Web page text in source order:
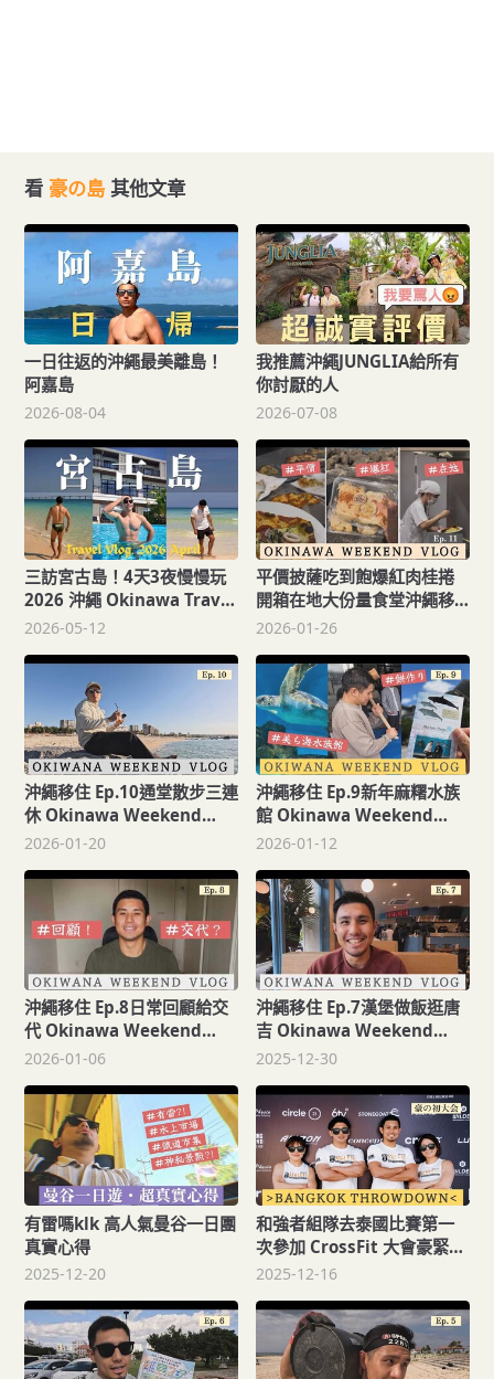
看 豪の島 其他文章
一日往返的沖繩最美離島！
阿嘉島
2026-08-04
我推薦沖繩JUNGLIA給所有
你討厭的人
2026-07-08
三訪宮古島！4天3夜慢慢玩
2026 沖繩 Okinawa Travel
Vlog
2026-05-12
平價披薩吃到飽爆紅肉桂捲
開箱在地大份量食堂沖繩移
住 Ep.11Okinawa
2026-01-26
沖繩移住 Ep.10通堂散步三連
休 Okinawa Weekend
Vlog
2026-01-20
沖繩移住 Ep.9新年麻糬水族
館 Okinawa Weekend
Vlog
2026-01-12
沖繩移住 Ep.8日常回顧給交
代 Okinawa Weekend
Vlog
2026-01-06
沖繩移住 Ep.7漢堡做飯逛唐
吉 Okinawa Weekend
Vlog
2025-12-30
有雷嗎klk 高人氣曼谷一日團
真實心得
2025-12-20
和強者組隊去泰國比賽第一
次參加 CrossFit 大會豪緊張
Bangkok Throwdown
2025-12-16